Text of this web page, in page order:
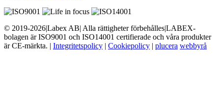
© 2019-2026|Labex AB| Alla rättigheter förbehålles|LABEX-
bolagen är ISO9001 och ISO14001 certifierade och våra produkter
är CE-märkta. | Integritetspolicy | Cookiepolicy | plucera webbyrå